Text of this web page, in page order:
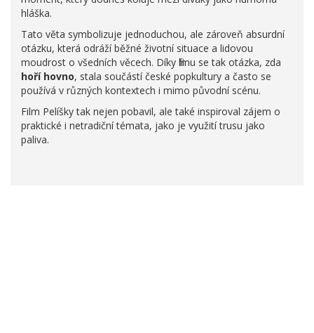
hláška.
Tato věta symbolizuje jednoduchou, ale zároveň absurdní
otázku, která odráží běžné životní situace a lidovou
moudrost o všedních věcech. Díky filmu se tak otázka, zda
hoří hovno, stala součástí české popkultury a často se
používá v různých kontextech i mimo původní scénu.
Film Pelíšky tak nejen pobavil, ale také inspiroval zájem o
praktické i netradiční témata, jako je využití trusu jako
paliva.